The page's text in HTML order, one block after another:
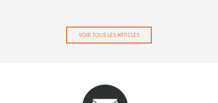
VOIR TOUS LES ARTICLES